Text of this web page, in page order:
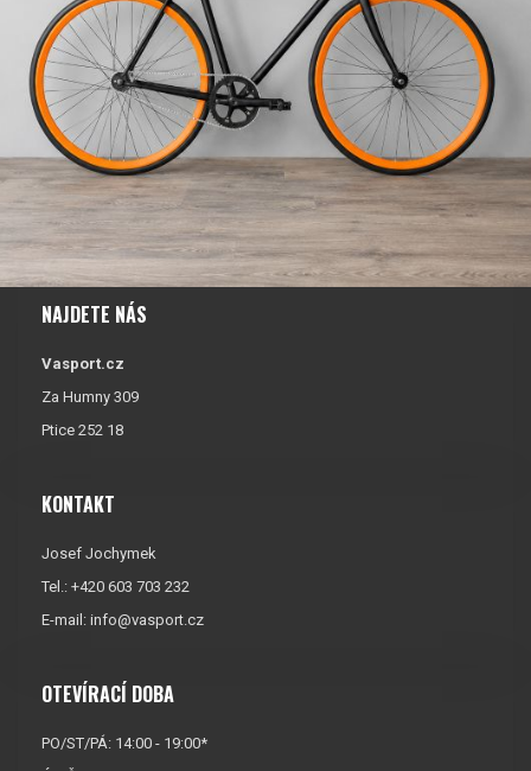
NAJDETE NÁS
Vasport.cz
Za Humny 309
Ptice 252 18
KONTAKT
Josef Jochymek
Tel.: +420 603 703 232
E-mail: info@vasport.cz
OTEVÍRACÍ DOBA
PO/ST/PÁ: 14:00 - 19:00*